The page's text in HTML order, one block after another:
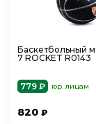
Баскетбольный
7 ROCKET R0143
779 ₽ юр. лицам
820 ₽